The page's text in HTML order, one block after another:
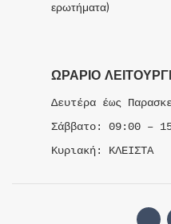
ερωτήματα)
ΩΡΆΡΙΟ
Δευτέρα έως
Σάββατο: 09:00 –
Κυριακή: ΚΛΕΙΣΤΑ